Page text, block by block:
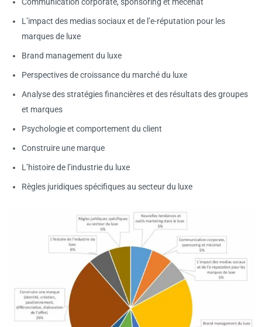
L’impact des medias sociaux et de l’e-réputation pour les
marques de luxe
Brand management du luxe
Perspectives de croissance du marché du luxe
Analyse des stratégies financières et des résultats des groupes
et marques
Psychologie et comportement du client
Construire une marque
L’histoire de l’industrie du luxe
Règles juridiques spécifiques au secteur du luxe